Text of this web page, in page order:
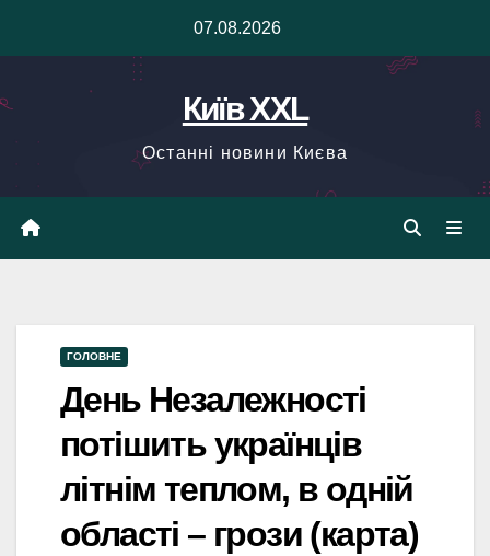
07.08.2026
Київ XXL
Останні новини Києва
ГОЛОВНЕ
День Незалежності
потішить українців
літнім теплом, в одній
області – грози (карта)